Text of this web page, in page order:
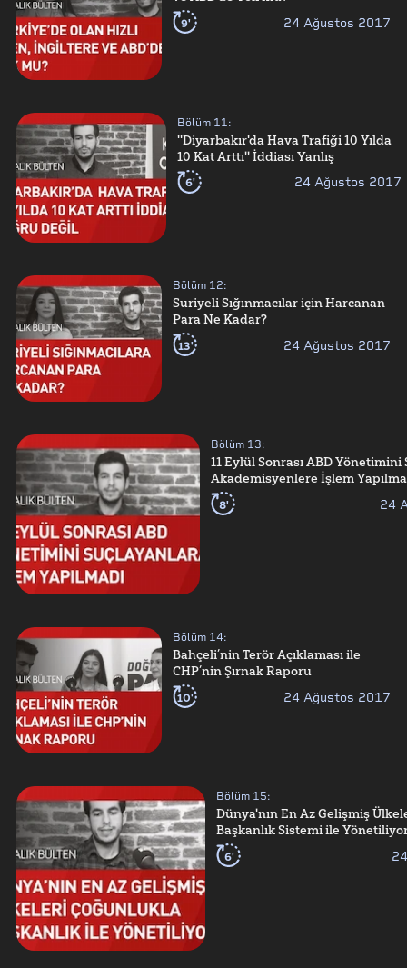
9' 24 Ağustos 2017
Bölüm 11 :
''Diyarbakır'da Hava Trafiği 10 Yılda
10 Kat Arttı'' İddiası Yanlış
6' 24 Ağustos 2017
Bölüm 12:
Suriyeli Sığınmacılar için Harcanan
Para Ne Kadar?
13' 24 Ağustos 2017
Bölüm 13:
11 Eylül Sonrası ABD Yönetimini
Akademisyenlere İşlem
8' 24
Bölüm 14:
Bahçeli’nin Terör Açıklaması ile
CHP’nin Şırnak Raporu
10' 24 Ağustos 2017
Bölüm 15:
Dünya'nın En Az Gelişmiş
Başkanlık Sistemi ile
6'